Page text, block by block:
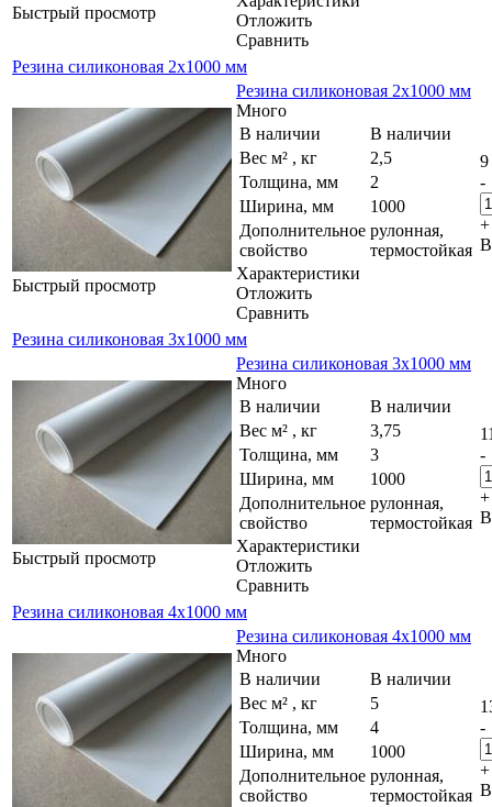
Быстрый просмотр
Отложить
Сравнить
Резина силиконовая 2х1000 мм
Быстрый просмотр
Резина силиконовая 2х1000 мм
Много
В наличии
В наличии
Вес м² , кг
2,5
Толщина, мм
2
Ширина, мм
1000
Дополнительное
свойство
рулонная,
термостойкая
Характеристики
Отложить
Сравнить
9
-
+
В
Резина силиконовая 3х1000 мм
Быстрый просмотр
Резина силиконовая 3х1000 мм
Много
В наличии
В наличии
Вес м² , кг
3,75
Толщина, мм
3
Ширина, мм
1000
Дополнительное
свойство
рулонная,
термостойкая
Характеристики
Отложить
Сравнить
-
+
В
Резина силиконовая 4х1000 мм
Резина силиконовая 4х1000 мм
Много
В наличии
В наличии
Вес м² , кг
5
Толщина, мм
4
Ширина, мм
1000
Дополнительное
свойство
рулонная,
термостойкая
-
+
В